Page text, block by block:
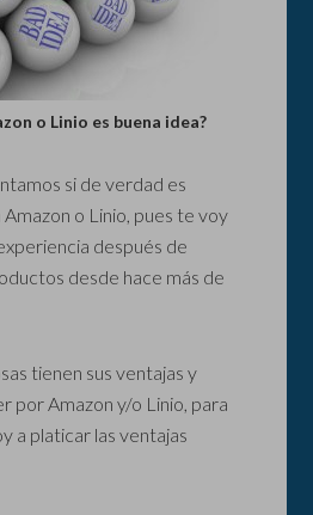
o Linio es buena idea?
si de verdad es
o Linio, pues te voy
después de
desde hace más de
tienen sus ventajas y
por Amazon y/o Linio, para
a platicar las ventajas